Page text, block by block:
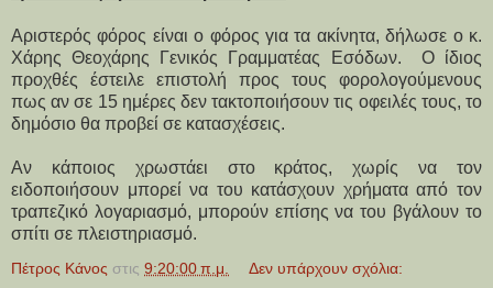
Αριστερός φόρος είναι ο φόρος για τα ακίνητα, δήλωσε ο κ.
Χάρης Θεοχάρης Γενικός Γραμματέας Εσόδων. Ο ίδιος
προχθές έστειλε επιστολή προς τους φορολογούμενους
πως αν σε 15 ημέρες δεν τακτοποιήσουν τις οφειλές τους, το
δημόσιο θα προβεί σε κατασχέσεις.
Αν κάποιος χρωστάει στο κράτος, χωρίς να τον
ειδοποιήσουν μπορεί να του κατάσχουν χρήματα από τον
τραπεζικό λογαριασμό, μπορούν επίσης να του βγάλουν το
σπίτι σε πλειστηριασμό.
Πέτρος Κάνος στις 9:20:00 π.μ. Δεν υπάρχουν σχόλια: